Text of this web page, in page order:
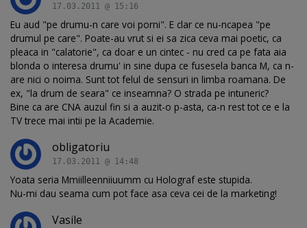
17.03.2011 @ 15:16
Eu aud "pe drumu-n care voi porni". E clar ce nu-ncapea "pe
drumul pe care". Poate-au vrut si ei sa zica ceva mai poetic, ca
pleaca in "calatorie", ca doar e un cintec - nu cred ca pe fata aia
blonda o interesa drumu' in sine dupa ce fusesela banca M, ca n-
are nici o noima. Sunt tot felul de sensuri in limba roamana. De
ex, "la drum de seara" ce inseamna? O strada pe intuneric?
Bine ca are CNA auzul fin si a auzit-o p-asta, ca-n rest tot ce e la
TV trece mai intii pe la Academie.
obligatoriu
17.03.2011 @ 14:48
Yoata seria Mmiilleenniiuumm cu Holograf este stupida.
Nu-mi dau seama cum pot face asa ceva cei de la marketing!
Vasile